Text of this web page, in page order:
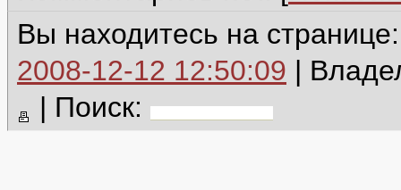
Вы находитесь на
2008-12-12 12:50:09 |
| Поиск: